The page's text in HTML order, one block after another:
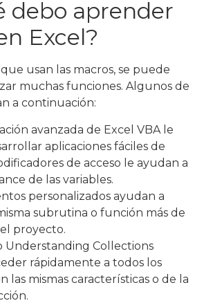
debo aprender
Excel?
usan las macros, se puede
muchas funciones. Algunos de
a continuación:
avanzada de Excel VBA le
aplicaciones fáciles de
de acceso le ayudan a
de las variables.
personalizados ayudan a
subrutina o función más de
proyecto.
Understanding Collections
rápidamente a todos los
las mismas características o de la